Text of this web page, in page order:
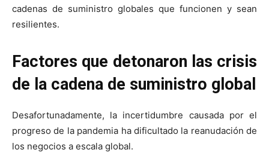
cadenas de suministro globales que funcionen y sean
resilientes.
Factores que detonaron las crisis
de la cadena de suministro global
Desafortunadamente, la incertidumbre causada por el
progreso de la pandemia ha dificultado la reanudación de
los negocios a escala global.